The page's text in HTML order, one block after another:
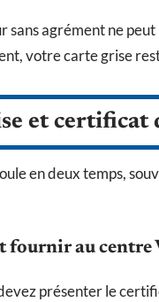
sans agrément ne
votre carte grise
et certificat
en deux temps,
fournir au centre
présenter le